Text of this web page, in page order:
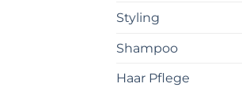
Styling
Shampoo
Haar Pflege